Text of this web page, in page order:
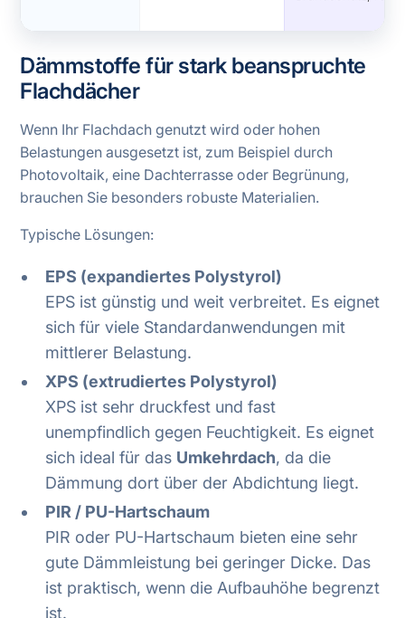
Dämmstoffe für stark beanspruchte
Flachdächer
Wenn Ihr Flachdach genutzt wird oder hohen
Belastungen ausgesetzt ist, zum Beispiel durch
Photovoltaik, eine Dachterrasse oder Begrünung,
brauchen Sie besonders robuste Materialien.
Typische Lösungen:
EPS (expandiertes Polystyrol)
EPS ist günstig und weit verbreitet. Es eignet
sich für viele Standardanwendungen mit
mittlerer Belastung.
XPS (extrudiertes Polystyrol)
XPS ist sehr druckfest und fast
unempfindlich gegen Feuchtigkeit. Es eignet
sich ideal für das Umkehrdach, da die
Dämmung dort über der Abdichtung liegt.
PIR / PU-Hartschaum
PIR oder PU-Hartschaum bieten eine sehr
gute Dämmleistung bei geringer Dicke. Das
ist praktisch, wenn die Aufbauhöhe begrenzt
ist.